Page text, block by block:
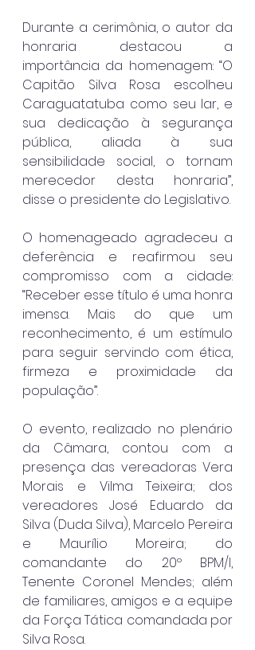
Durante a cerimônia, o autor da
honraria destacou a
importância da homenagem: “O
Capitão Silva Rosa escolheu
Caraguatatuba como seu lar, e
sua dedicação à segurança
pública, aliada à sua
sensibilidade social, o tornam
merecedor desta honraria”,
disse o presidente do Legislativo.
O homenageado agradeceu a
deferência e reafirmou seu
compromisso com a cidade:
“Receber esse título é uma honra
imensa. Mais do que um
reconhecimento, é um estímulo
para seguir servindo com ética,
firmeza e proximidade da
população”.
O evento, realizado no plenário
da Câmara, contou com a
presença das vereadoras Vera
Morais e Vilma Teixeira; dos
vereadores José Eduardo da
Silva (Duda Silva), Marcelo Pereira
e Maurílio Moreira; do
comandante do 20º BPM/I,
Tenente Coronel Mendes; além
de familiares, amigos e a equipe
da Força Tática comandada por
Silva Rosa.